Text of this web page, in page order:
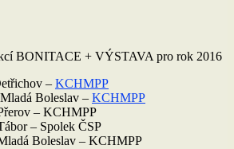
BONITACE + VÝSTAVA pro rok 2016
– KCHMPP
Boleslav – KCHMPP
– KCHMPP
– Spolek ČSP
Boleslav – KCHMPP